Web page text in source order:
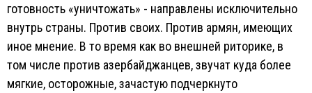
готовность «уничтожать» - направлены исключительно
внутрь страны. Против своих. Против армян, имеющих
иное мнение. В то время как во внешней риторике, в
том числе против азербайджанцев, звучат куда более
мягкие, осторожные, зачастую подчеркнуто